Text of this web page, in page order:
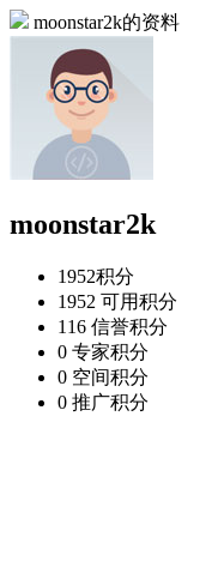
moonstar2k的资料
moonstar2k
1952积分
1952 可用积分
116 信誉积分
0 专家积分
0 空间积分
0 推广积分